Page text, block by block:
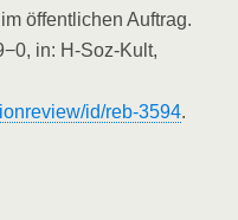
öffent­li­chen Auf­trag.
in: H‑Soz-Kult,
id/reb-3594.